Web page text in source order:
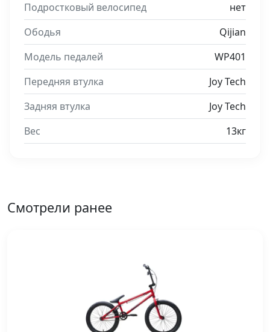
Подростковый велосипед
нет
Ободья
Qijian
Модель педалей
WP401
Передняя втулка
Joy Tech
Задняя втулка
Joy Tech
Вес
13кг
Смотрели ранее